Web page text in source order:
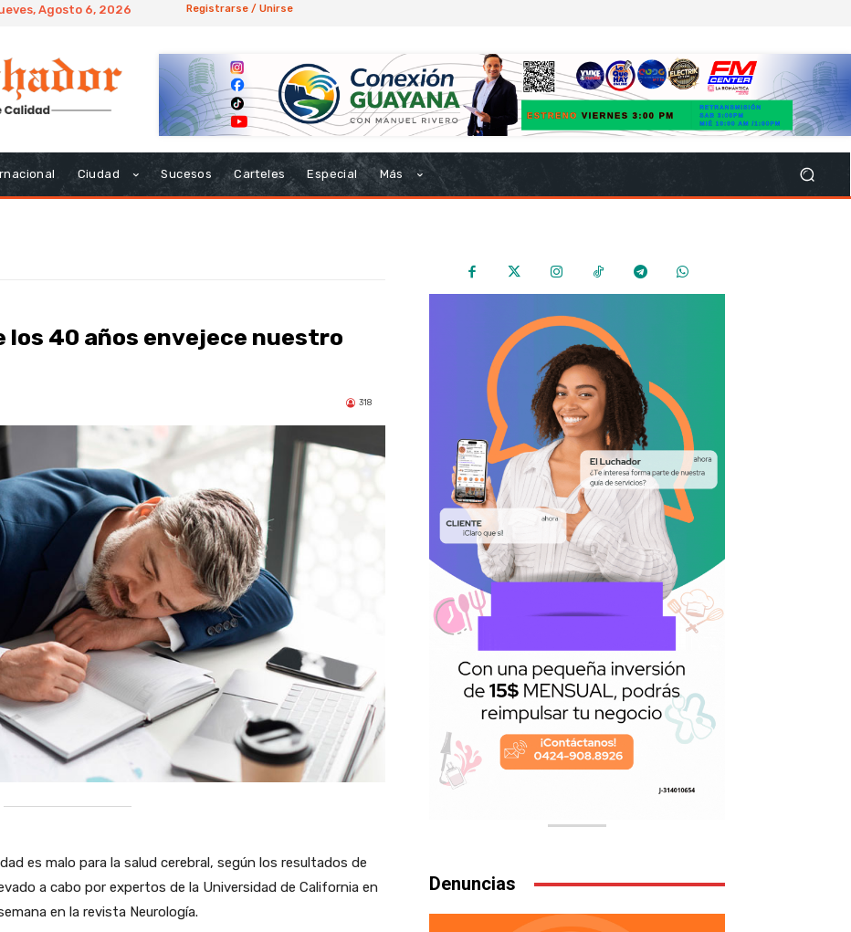
Agosto 6, 2026 Registrarse / Unirse
Ciudad Sucesos Carteles Especial Más
los 40 años envejece nuestro
318
es malo para la salud cerebral, según los resultados de
a cabo por expertos de la Universidad de California en
en la revista Neurología.
Denuncias